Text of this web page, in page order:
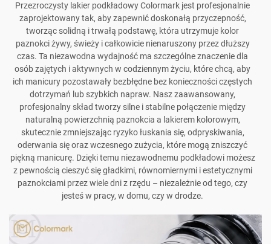
Przezroczysty lakier podkładowy Colormark jest profesjonalnie
zaprojektowany tak, aby zapewnić doskonałą przyczepność,
tworząc solidną i trwałą podstawę, która utrzymuje kolor
paznokci żywy, świeży i całkowicie nienaruszony przez dłuższy
czas. Ta niezawodna wydajność ma szczególne znaczenie dla
osób zajętych i aktywnych w codziennym życiu, które chcą, aby
ich manicury pozostawały bezbłędne bez konieczności częstych
dotrzymań lub szybkich napraw. Nasz zaawansowany,
profesjonalny skład tworzy silne i stabilne połączenie między
naturalną powierzchnią paznokcia a lakierem kolorowym,
skutecznie zmniejszając ryzyko łuskania się, odpryskiwania,
oderwania się oraz wczesnego zużycia, które mogą zniszczyć
piękną manicurę. Dzięki temu niezawodnemu podkładowi możesz
z pewnością cieszyć się gładkimi, równomiernymi i estetycznymi
paznokciami przez wiele dni z rzędu – niezależnie od tego, czy
jesteś w pracy, w domu, czy w drodze.